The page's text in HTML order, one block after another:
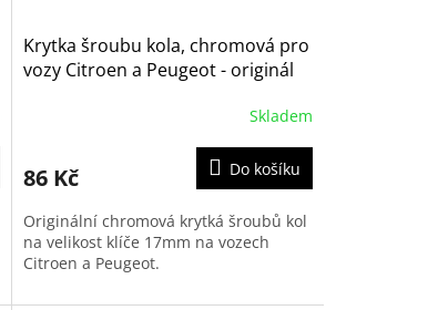
Krytka šroubu kola, chromová pro
vozy Citroen a Peugeot - originál
Skladem
86 Kč Do košíku
Originální chromová krytká šroubů kol
na velikost klíče 17mm na vozech
Citroen a Peugeot.